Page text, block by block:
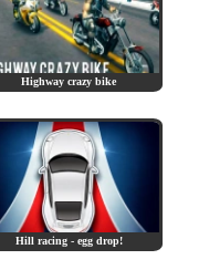
Highway crazy bike
Hill racing - egg drop!